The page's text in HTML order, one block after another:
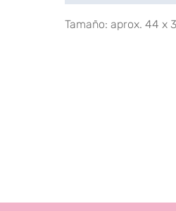
Tamaño: aprox. 44 x